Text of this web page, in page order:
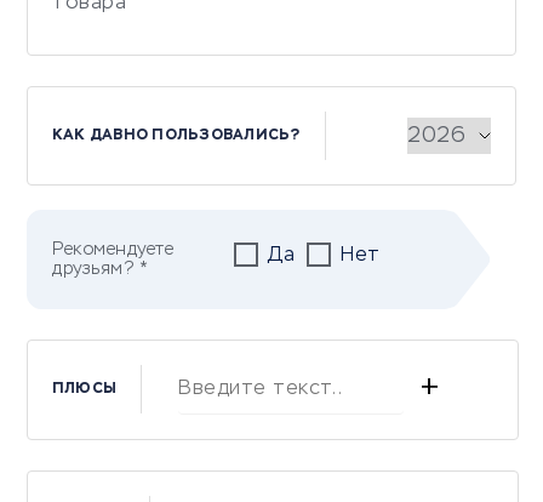
КАК ДАВНО ПОЛЬЗОВАЛИСЬ?
Рекомендуете
друзьям? *
Да Нет
ПЛЮСЫ +